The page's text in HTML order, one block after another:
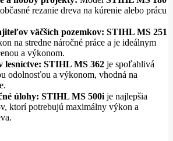
rezanie dreva na kúrenie alebo prácu
väčších pozemkov: STIHL MS 251
na stredne náročné práce a je ideálnym
a výkonom.
lesníctve: STIHL MS 362 je spoľahlivá
odolnosťou a výkonom, vhodná na
úlohy: STIHL MS 500i je najlepšia
ktorí potrebujú maximálny výkon a